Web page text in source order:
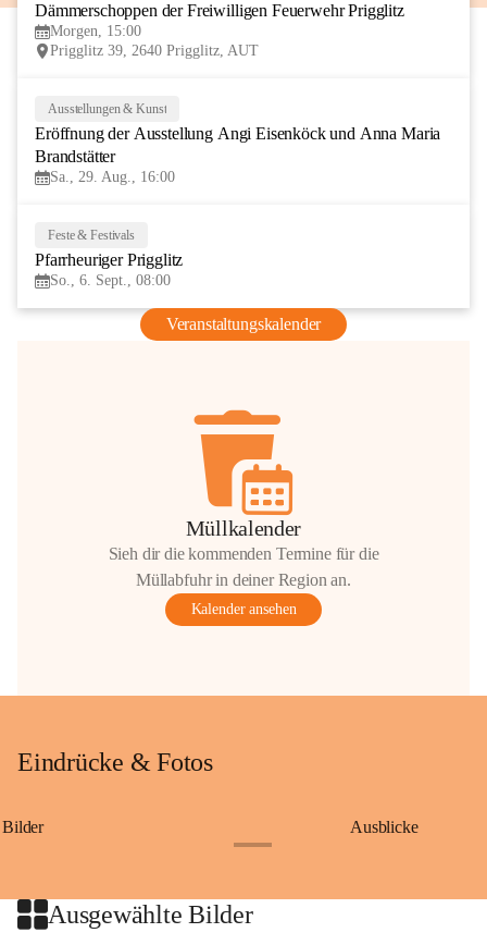
Dämmerschoppen der Freiwilligen Feuerwehr Prigglitz
Morgen, 15:00
Prigglitz 39, 2640 Prigglitz, AUT
AUG
Ausstellungen & Kunst
Eröffnung der Ausstellung Angi Eisenköck und Anna Maria
Brandstätter
Sa., 29. Aug., 16:00
Feste & Festivals
Pfarrheuriger Prigglitz
So., 6. Sept., 08:00
Veranstaltungskalender
Müllkalender
Sieh dir die kommenden Termine für die
Müllabfuhr in deiner Region an.
Kalender ansehen
Eindrücke & Fotos
Bilder Ausblicke
Ausgewählte Bilder